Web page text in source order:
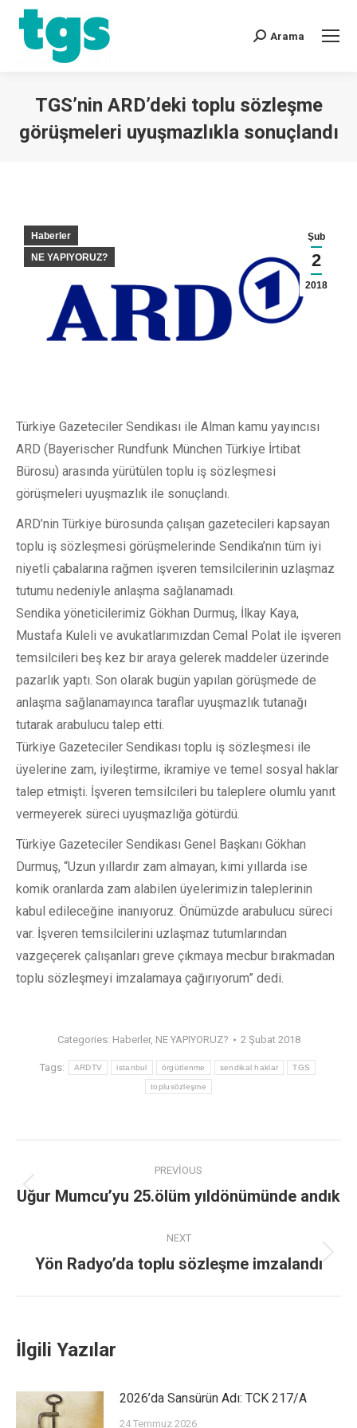
Arama
TGS’nin ARD’deki toplu sözleşme
görüşmeleri uyuşmazlıkla sonuçlandı
Şub
2
2018
Haberler
NE YAPIYORUZ?
Türkiye Gazeteciler Sendikası ile Alman kamu yayıncısı
ARD (Bayerischer Rundfunk München Türkiye İrtibat
Bürosu) arasında yürütülen toplu iş sözleşmesi
görüşmeleri uyuşmazlık ile sonuçlandı.
ARD’nin Türkiye bürosunda çalışan gazetecileri kapsayan
toplu iş sözleşmesi görüşmelerinde Sendika’nın tüm iyi
niyetli çabalarına rağmen işveren temsilcilerinin uzlaşmaz
tutumu nedeniyle anlaşma sağlanamadı.
Sendika yöneticilerimiz Gökhan Durmuş, İlkay Kaya,
Mustafa Kuleli ve avukatlarımızdan Cemal Polat ile işveren
temsilcileri beş kez bir araya gelerek maddeler üzerinde
pazarlık yaptı. Son olarak bugün yapılan görüşmede de
anlaşma sağlanamayınca taraflar uyuşmazlık tutanağı
tutarak arabulucu talep etti.
Türkiye Gazeteciler Sendikası toplu iş sözleşmesi ile
üyelerine zam, iyileştirme, ikramiye ve temel sosyal haklar
talep etmişti. İşveren temsilcileri bu taleplere olumlu yanıt
vermeyerek süreci uyuşmazlığa götürdü.
Türkiye Gazeteciler Sendikası Genel Başkanı Gökhan
Durmuş, “Uzun yıllardır zam almayan, kimi yıllarda ise
komik oranlarda zam alabilen üyelerimizin taleplerinin
kabul edileceğine inanıyoruz. Önümüzde arabulucu süreci
var. İşveren temsilcilerini uzlaşmaz tutumlarından
vazgeçerek çalışanları greve çıkmaya mecbur bırakmadan
toplu sözleşmeyi imzalamaya çağırıyorum” dedi.
Categories: Haberler, NE YAPIYORUZ? 2 Şubat 2018
Tags: ARDTV istanbul örgütlenme sendikal haklar TGS
toplusözleşme
PREVIOUS
Uğur Mumcu’yu 25.ölüm yıldönümünde andık
NEXT
Yön Radyo’da toplu sözleşme imzalandı
İlgili Yazılar
2026’da Sansürün Adı: TCK 217/A
24 Temmuz 2026